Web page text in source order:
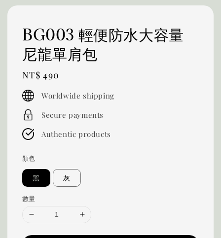
BG003 輕便防水大容量
尼龍單肩包
Regular
price
NT$ 490
Worldwide shipping
Secure payments
Authentic products
顏色
黑 灰
數量